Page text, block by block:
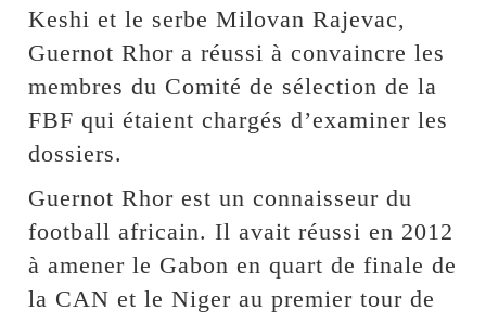
Keshi et le serbe Milovan Rajevac,
Guernot Rhor a réussi à convaincre les
membres du Comité de sélection de la
FBF qui étaient chargés d’examiner les
dossiers.
Guernot Rhor est un connaisseur du
football africain. Il avait réussi en 2012
à amener le Gabon en quart de finale de
la CAN et le Niger au premier tour de